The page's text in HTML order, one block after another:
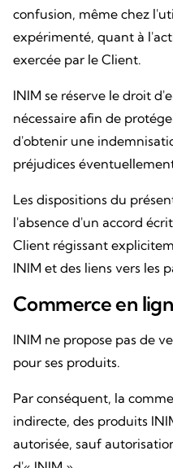
confusion, même chez
expérimenté, quant à
exercée par le Client.
INIM se réserve le droit
nécessaire afin de
d'obtenir une
préjudices
Les dispositions du
l'absence d'un accord
Client régissant
INIM et des liens vers les
Commerce en
INIM ne propose pas de
pour ses produits.
Par conséquent, la
indirecte, des produits
autorisée, sauf